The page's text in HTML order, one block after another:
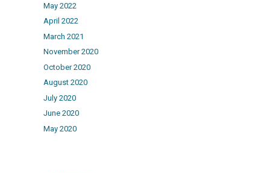
May 2022
April 2022
March 2021
November 2020
October 2020
August 2020
July 2020
June 2020
May 2020